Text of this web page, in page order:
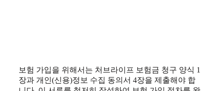
보험 가입을 위해서는 처브라이프 보험금 청구 양식 1
장과 개인(신용)정보 수집 동의서 4장을 제출해야 합